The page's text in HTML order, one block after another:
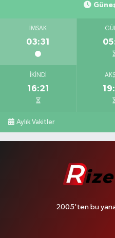
İMSAK
03:31
İKINDI
16:21
Aylık Vakitler
2005'ten bu yana